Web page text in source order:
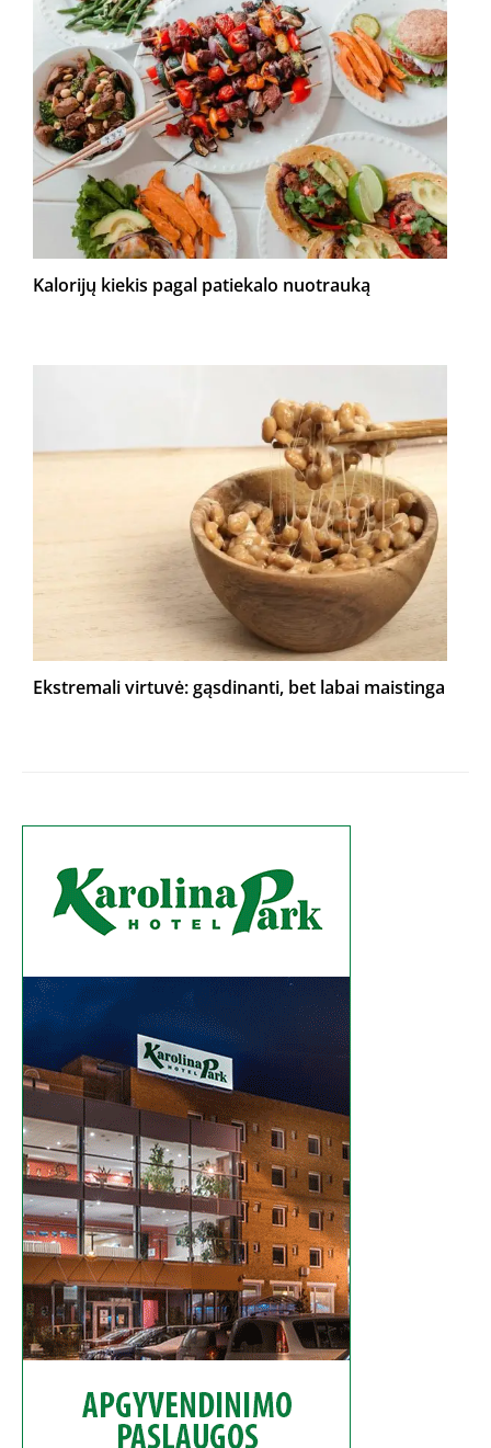
Kalorijų kiekis pagal patiekalo nuotrauką
Ekstremali virtuvė: gąsdinanti, bet labai maistinga